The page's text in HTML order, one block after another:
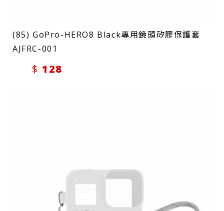
(85) GoPro-HERO8 Black專用鏡頭矽膠保護套
AJFRC-001
128